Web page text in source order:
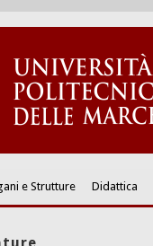
e Strutture Didattica